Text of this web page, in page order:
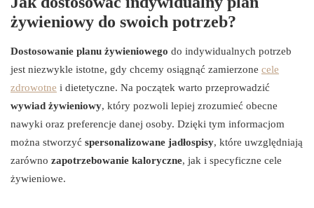
żywieniowy do swoich potrzeb?
Dostosowanie planu żywieniowego do indywidualnych potrzeb
jest niezwykle istotne, gdy chcemy osiągnąć zamierzone cele
zdrowotne i dietetyczne. Na początek warto przeprowadzić
wywiad żywieniowy, który pozwoli lepiej zrozumieć obecne
nawyki oraz preferencje danej osoby. Dzięki tym informacjom
można stworzyć spersonalizowane jadłospisy, które uwzględniają
zarówno zapotrzebowanie kaloryczne, jak i specyficzne cele
żywieniowe.